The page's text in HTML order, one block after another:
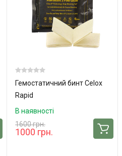
Гемостатичний бинт Celox
Rapid
В наявності
1600 грн.
1000 грн.